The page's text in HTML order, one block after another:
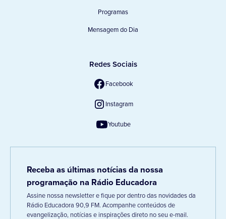
Programas
Mensagem do Dia
Redes Sociais
Facebook
Instagram
Youtube
Receba as últimas notícias da nossa
programação na Rádio Educadora
Assine nossa newsletter e fique por dentro das novidades da
Rádio Educadora 90,9 FM. Acompanhe conteúdos de
evangelização, notícias e inspirações direto no seu e-mail.